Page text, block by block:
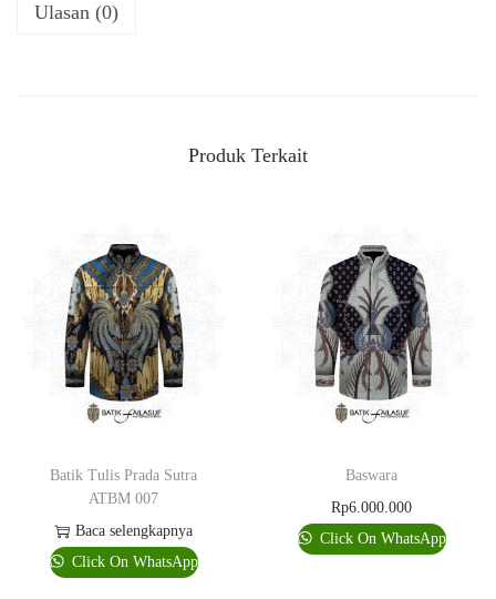
Ulasan (0)
Produk Terkait
Batik Tulis Prada Sutra
ATBM 007
Baca selengkapnya
Click On WhatsApp
Baswara
Rp6.000.000
Click On WhatsApp